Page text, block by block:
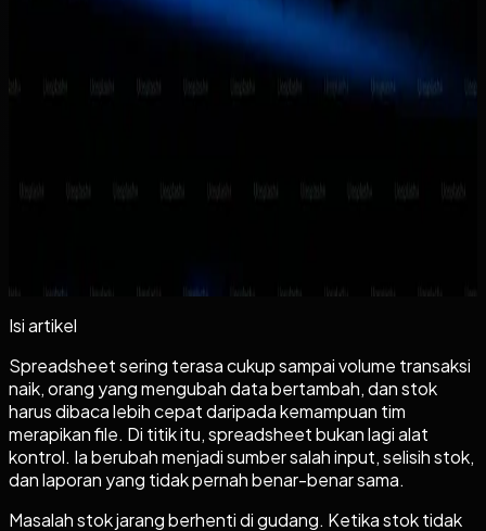
Apa yang akan Anda dapat dari artikel ini
+
Isi artikel
Spreadsheet sering terasa cukup sampai volume transaksi
naik, orang yang mengubah data bertambah, dan stok
harus dibaca lebih cepat daripada kemampuan tim
merapikan file. Di titik itu, spreadsheet bukan lagi alat
kontrol. Ia berubah menjadi sumber salah input, selisih stok,
dan laporan yang tidak pernah benar-benar sama.
Masalah stok jarang berhenti di gudang. Ketika stok tidak